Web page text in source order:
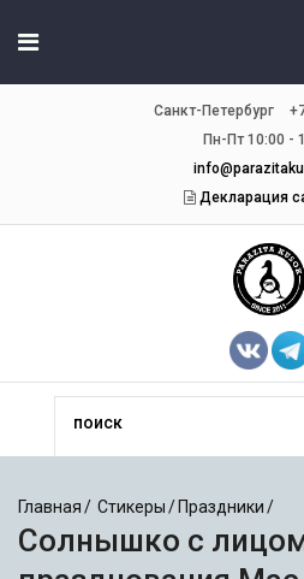
Санкт-Петербург
Пн-Пт 10:00 -
Декларация
Главная Стикеры Праздники
Солнышко с